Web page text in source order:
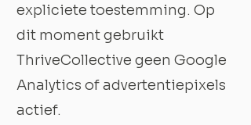
expliciete toestemming. Op
dit moment gebruikt
ThriveCollective geen Google
Analytics of advertentiepixels
actief.